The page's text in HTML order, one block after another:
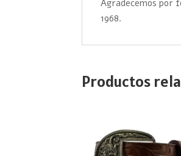
Agradecemos por
1968.
Productos